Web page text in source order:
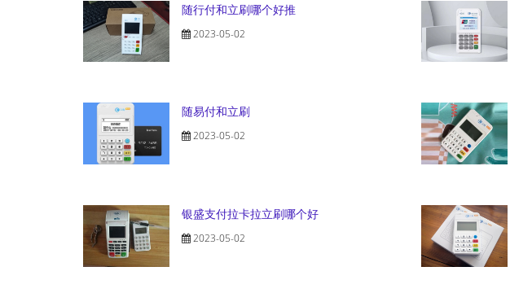
随行付和立刷哪个好推
2023-05-02
随易付和立刷
2023-05-02
银盛支付拉卡拉立刷哪个好
2023-05-02